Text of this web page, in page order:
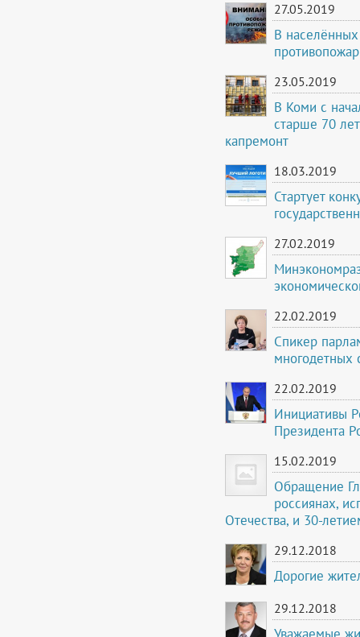
27.05.2019
В
23.05.2019
В Коми с
старше 70
капремонт
18.03.2019
Стартует
27.02.2019
22.02.2019
Спикер
многодетных
22.02.2019
Инициативы
Президента
15.02.2019
Обращение
россиянах,
Отечества, и 30-
29.12.2018
Дорогие
29.12.2018